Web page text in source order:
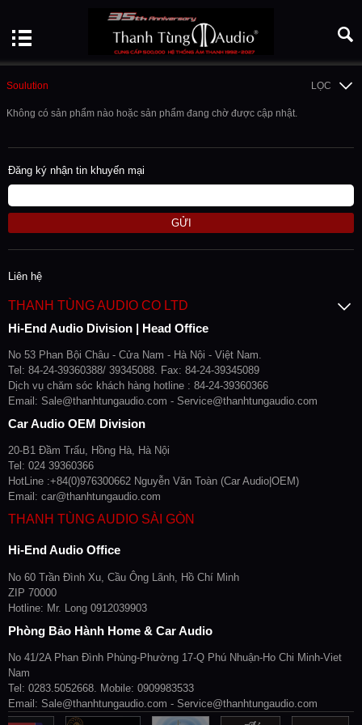
Soulution LỌC
Không có sản phẩm nào hoặc sản phẩm đang chờ được cập nhật.
Đăng ký nhận tin khuyến mại
GỬI
Liên hệ
THANH TÙNG AUDIO CO LTD
Hi-End Audio Division | Head Office
No 53 Phan Bội Châu - Cửa Nam - Hà Nội - Việt Nam.
Tel: 84-24-39360388/ 39345088. Fax: 84-24-39345089
Dịch vụ chăm sóc khách hàng hotline : 84-24-39360366
Email: Sale@thanhtungaudio.com - Service@thanhtungaudio.com
Car Audio OEM Division
20-B1 Đầm Trấu, Hồng Hà, Hà Nội
Tel: 024 39360366
HotLine :+84(0)976300662 Nguyễn Văn Toàn (Car Audio|OEM)
Email: car@thanhtungaudio.com
THANH TÙNG AUDIO SÀI GÒN
Hi-End Audio Office
No 60 Trần Đình Xu, Cầu Ông Lãnh, Hồ Chí Minh
ZIP 70000
Hotline: Mr. Long 0912039903
Phòng Bảo Hành Home & Car Audio
No 41/2A Phan Đình Phùng-Phường 17-Q Phú Nhuận-Ho Chi Minh-Viet
Nam
Tel: 0283.5052668. Mobile: 0909983533
Email: Sale@thanhtungaudio.com - Service@thanhtungaudio.com